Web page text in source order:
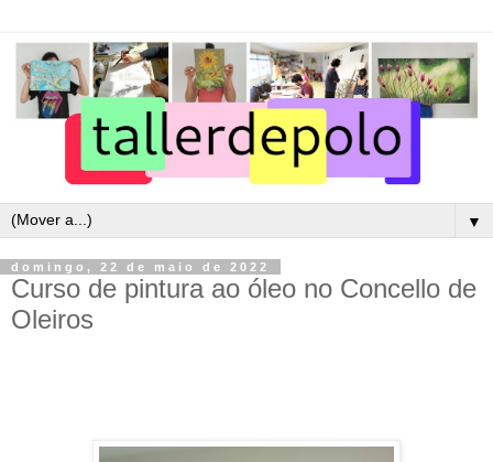
▼
domingo, 22 de maio de 2022
Curso de pintura ao óleo no Concello de
Oleiros